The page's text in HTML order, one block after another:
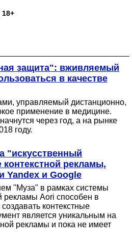
защита": вживляемый
в качестве
управляемый дистанционно,
применение в медицине.
через год, а на рынке
году.
"искусственный
рекламы,
Yandex и Google
"Муза" в рамках системы
рекламы Аori способен в
контекстные
является уникальным на
рекламы и пока не имеет